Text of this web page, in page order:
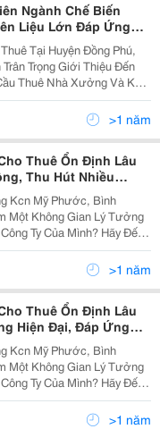
Ngành Chế Biến
Liệu Lớn Đáp Ứng
Tại Huyện Đồng Phú,
Trọng Giới Thiệu Đến
Thuê Nhà Xưởng Và Kho
Ích Hiện Đại Tại Huyện
Tin Chi Tiết: - 1... >1 năm
Thuê Ổn Định Lâu
Thu Hút Nhiều
Kcn Mỹ Phước, Bình
Ty Của Mình? Hãy Đến
Bình Dương - Nơi
Xưởng Chất Lượng Hàng
>1 năm
Thuê Ổn Định Lâu
Hiện Đại, Đáp Ứng
Kcn Mỹ Phước, Bình
Ty Của Mình? Hãy Đến
Bình Dương - Nơi
Xưởng Chất Lượng Hàng
>1 năm